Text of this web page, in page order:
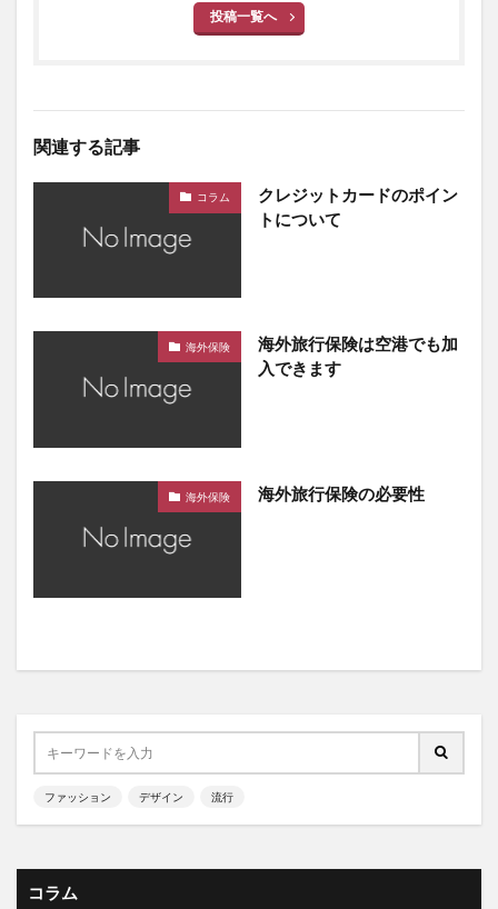
投稿一覧へ
関連する記事
コラム
クレジットカードのポイン
トについて
海外保険
海外旅行保険は空港でも加
入できます
海外保険 海外旅行保険の必要性
ファッション デザイン 流行
コラム